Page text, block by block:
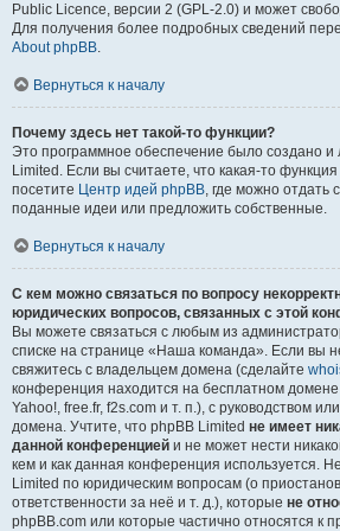
Public Licence, версии 2 (GPL-2.0) и может
Для получения более подробных сведений
About phpBB.
Вернуться к началу
Почему здесь нет такой-то функции?
Это программное обеспечение было создано и
Limited. Если вы считаете, что какая-то
посетите Центр идей phpBB, где можно отдать
поданные идеи или предложить собственные.
Вернуться к началу
С кем можно связаться по вопросу
юридических вопросов, связанных с этой
Вы можете связаться с любым из
списке на странице «Наша команда». Если вы
свяжитесь с владельцем домена (сделайте
конференция находится на бесплатном
Yahoo!, free.fr, f2s.com и т. п.), с руководством
домена. Учтите, что phpBB Limited не имеет
данной конференцией и не может нести
кем и как данная конференция используется.
Limited по юридическим вопросам (о
ответственности за неё и т. д.), которые не
phpBB.com или которые частично относятся к